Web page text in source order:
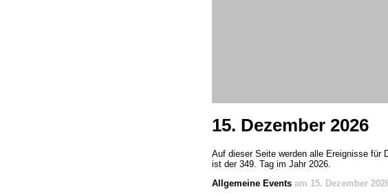
15. Dezember 2026
Auf dieser Seite werden alle Ereignisse für
ist der 349. Tag im Jahr 2026.
Allgemeine Events am 15. Dezember